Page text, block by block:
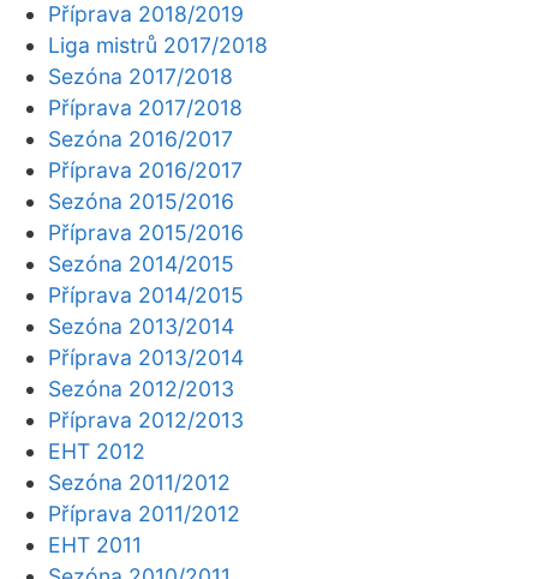
Příprava 2018/2019
Liga mistrů 2017/2018
Sezóna 2017/2018
Příprava 2017/2018
Sezóna 2016/2017
Příprava 2016/2017
Sezóna 2015/2016
Příprava 2015/2016
Sezóna 2014/2015
Příprava 2014/2015
Sezóna 2013/2014
Příprava 2013/2014
Sezóna 2012/2013
Příprava 2012/2013
EHT 2012
Sezóna 2011/2012
Příprava 2011/2012
EHT 2011